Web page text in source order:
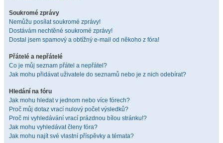
Soukromé zprávy
Nemůžu posílat soukromé zprávy!
Dostávám nechtěné soukromé zprávy!
Dostal jsem spamový a obtížný e-mail od někoho z fóra!
Přátelé a nepřátelé
Co je můj seznam přátel a nepřátel?
Jak mohu přidávat uživatele do seznamů nebo je z nich odebírat?
Hledání na fóru
Jak mohu hledat v jednom nebo více fórech?
Proč můj dotaz vrací nulový počet výsledků?
Proč mi vyhledávání vrací prázdnou bílou stránku!?
Jak mohu vyhledávat členy fóra?
Jak mohu najít své vlastní příspěvky a témata?